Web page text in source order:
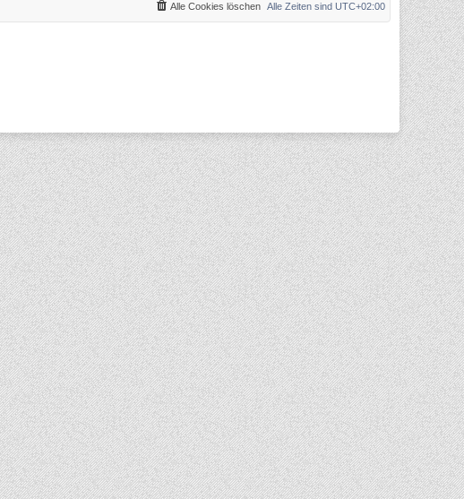
Alle Zeiten sind UTC+02:00
Alle Cookies löschen